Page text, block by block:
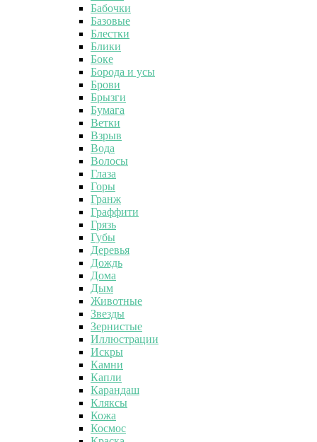
Бабочки
Базовые
Блестки
Блики
Боке
Борода и усы
Брови
Брызги
Бумага
Ветки
Взрыв
Вода
Волосы
Глаза
Горы
Гранж
Граффити
Грязь
Губы
Деревья
Дождь
Дома
Дым
Животные
Звезды
Зернистые
Иллюстрации
Искры
Камни
Капли
Карандаш
Кляксы
Кожа
Космос